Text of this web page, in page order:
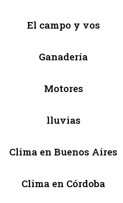
El campo y vos
Ganadería
Motores
lluvias
Clima en Buenos Aires
Clima en Córdoba